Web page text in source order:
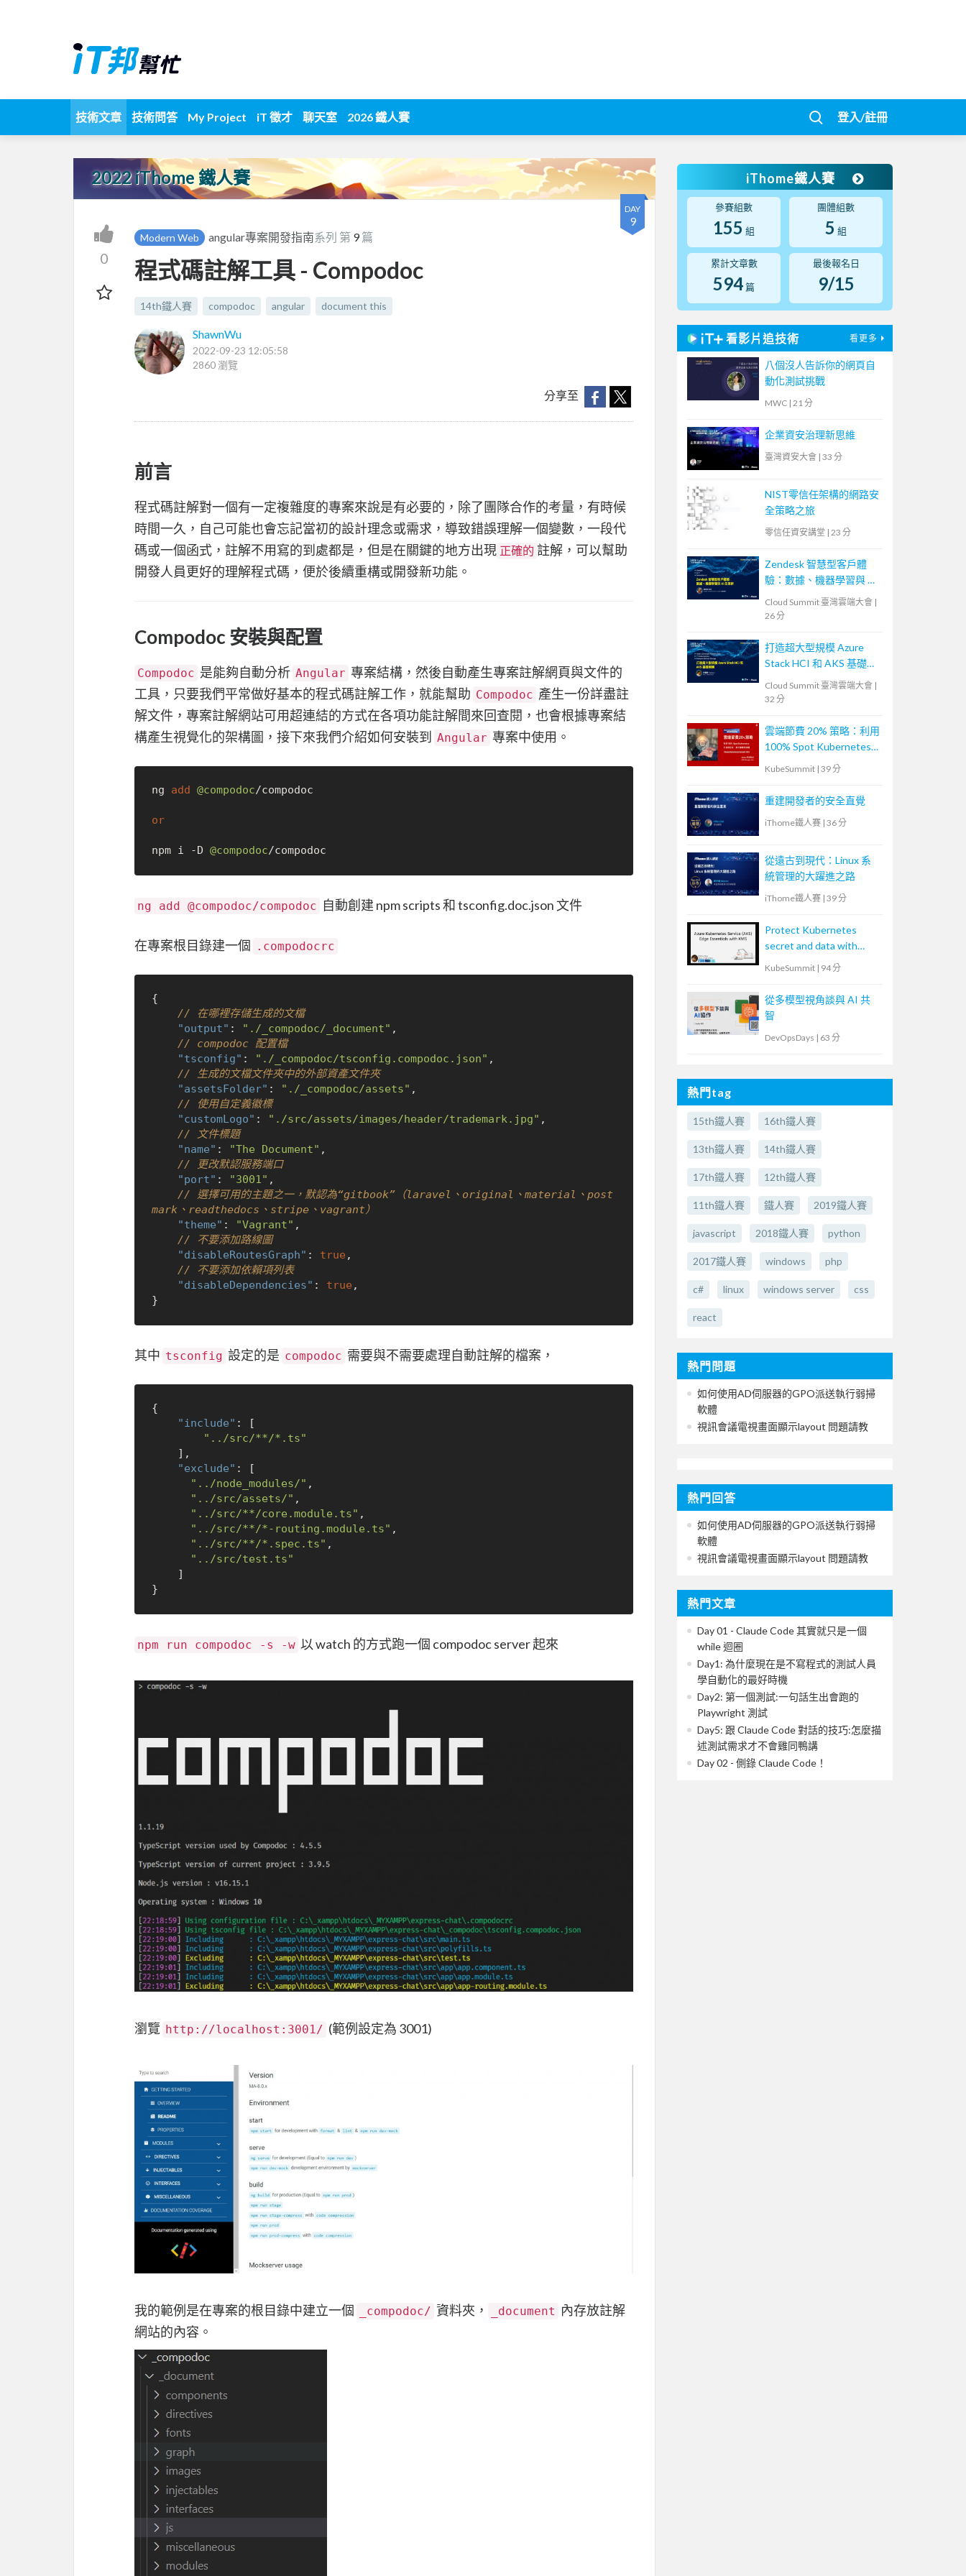
技術文章 技術問答 My Project iT 徵才 聊天室 2026 鐵人賽 登入/註冊
2022 iThome 鐵人賽
DAY
9
0
Modern Web angular專案開發指南系列 第 9篇
程式碼註解工具 - Compodoc
14th鐵人賽 compodoc angular document this
ShawnWu
2022-09-23 12:05:58
2860 瀏覽
分享至
前言
程式碼註解對一個有一定複雜度的專案來說是有必要的，除了團隊合作的考量，有時候
時間一久，自己可能也會忘記當初的設計理念或需求，導致錯誤理解一個變數，一段代
碼或一個函式，註解不用寫的到處都是，但是在關鍵的地方出現 正確的 註解，可以幫助
開發人員更好的理解程式碼，便於後續重構或開發新功能。
Compodoc 安裝與配置
Compodoc 是能夠自動分析 Angular 專案結構，然後自動產生專案註解網頁與文件的
工具，只要我們平常做好基本的程式碼註解工作，就能幫助 Compodoc 產生一份詳盡註
解文件，專案註解網站可用超連結的方式在各項功能註解間來回查閱，也會根據專案結
構產生視覺化的架構圖，接下來我們介紹如何安裝到 Angular 專案中使用。
ng add @compodoc/compodoc
or
npm i -D @compodoc/
ng add @compodoc/compodoc 自動創建 npm scripts 和 tsconfig.doc.json 文件
在專案根目錄建一個 .compodocrc
{
// 在哪裡存儲生成的文檔
"output" : "./_compodoc/_document" ,
// compodoc 配置檔
"tsconfig" : "./_compodoc/tsconfig.compodoc.json" ,
// 生成的文檔文件夾中的外部資產文件夾
"assetsFolder" : "./_compodoc/assets" ,
// 使用自定義徽標
"customLogo" : "./src/assets/images/header/trademark.jpg" ,
// 文件標題
"name" : "The Document" ,
// 更改默認服務端口
"port" : "3001" ,
// 選擇可用的主題之一，默認為“gitbook”（laravel、original、material、post
mark、readthedocs、stripe、vagrant）
"theme" : "Vagrant" ,
// 不要添加路線圖
"disableRoutesGraph" : true ,
// 不要添加依賴項列表
"disableDependencies" : true ,
}
其中 tsconfig 設定的是 compodoc 需要與不需要處理自動註解的檔案，
{
"include" :
[
"../src/**/*.ts"
] ,
"exclude" :
[
"../node_modules/" ,
"../src/assets/" ,
"../src/**/core.module.ts" ,
"../src/**/*-routing.module.ts" ,
"../src/**/*.spec.ts" ,
"../src/test.ts"
]
}
npm run compodoc -s -w 以 watch 的方式跑一個 compodoc server 起來
瀏覽 http://localhost:3001/ (範例設定為 3001)
我的範例是在專案的根目錄中建立一個 _compodoc/ 資料夾， _document 內存放註解
網站的內容。
iThome鐵人賽
參賽組數
155 組
團體組數
5 組
累計文章數
594 篇
最後報名日
9/15
看影片追技術 看更多
八個沒人告訴你的網頁自
動化測試挑戰
MWC | 21 分
企業資安治理新思維
臺灣資安大會 | 33 分
NIST零信任架構的網路安
全策略之旅
零信任資安講堂 | 23 分
Zendesk 智慧型客戶體
驗：數據、機器學習與 AI
Cloud Summit 臺灣雲端大會 |
26 分
打造超大型規模 Azure
Stack HCI 和 AKS 基礎架
Cloud Summit 臺灣雲端大會 |
32 分
雲端節費 20% 策略：利用
100% Spot Kubernetes
打造低成本、高可靠應用
KubeSummit | 39 分
重建開發者的安全直覺
iThome鐵人賽 | 36 分
從遠古到現代：Linux 系
統管理的大躍進之路
iThome鐵人賽 | 39 分
Protect Kubernetes
secret and data with
Thales CipherTrust
KubeSummit | 94 分
從多模型視角談與 AI 共
智
DevOpsDays | 63 分
熱門tag
15th鐵人賽 16th鐵人賽
13th鐵人賽 14th鐵人賽
17th鐵人賽 12th鐵人賽
11th鐵人賽 鐵人賽 2019鐵人賽
javascript 2018鐵人賽 python
2017鐵人賽 windows php
c# linux windows server css
react
熱門問題
如何使用AD伺服器的GPO派送執行弱掃
軟體
視訊會議電視畫面顯示layout 問題請教
熱門回答
如何使用AD伺服器的GPO派送執行弱掃
軟體
視訊會議電視畫面顯示layout 問題請教
熱門文章
Day 01 - Claude Code 其實就只是一個
while 迴圈
Day1: 為什麼現在是不寫程式的測試人員
學自動化的最好時機
Day2: 第一個測試:一句話生出會跑的
Playwright 測試
Day5: 跟 Claude Code 對話的技巧:怎麼描
述測試需求才不會雞同鴨講
Day 02 - 側錄 Claude Code！